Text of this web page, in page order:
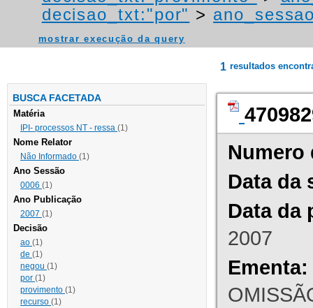
decisao_txt:"por" >
mostrar execução da query
BUSCA FACETADA
Matéria
IPI- processos NT - ressa (1)
Nome Relator
Não Informado (1)
Ano Sessão
0006 (1)
Ano Publicação
2007 (1)
Decisão
ao (1)
de (1)
negou (1)
por (1)
provimento (1)
recurso (1)
1 resultados
Numero
Data da
Data da
2007
Ementa: